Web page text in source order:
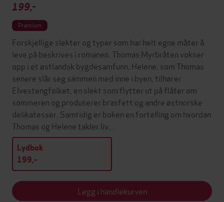
199,-
Premium
Forskjellige slekter og typer som har helt egne måter å
leve på beskrives i romanen. Thomas Myrbråten vokser
opp i et østlandsk bygdesamfunn. Helene, som Thomas
senere slår seg sammen med inne i byen, tilhører
Elvestengfolket, en slekt som flytter ut på flåter om
sommeren og produserer brasfett og andre østnorske
delikatesser. Samtidig er boken en fortelling om hvordan
Thomas og Helene takler liv…
Lydbok
199,-
Legg i handlekurven